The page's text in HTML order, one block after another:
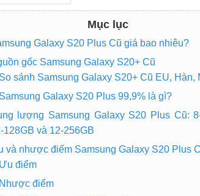
Mục lục
Galaxy S20 Plus Cũ giá bao nhiêu?
gốc Samsung Galaxy S20+ Cũ
So sánh Samsung Galaxy S20+ Cũ EU, Hàn,
Samsung Galaxy S20 Plus 99,9% là gì?
lượng Samsung Galaxy S20 Plus Cũ:
128GB và 12-256GB
và nhược điểm Samsung Galaxy S20 Plus
Ưu điểm
Nhược điểm